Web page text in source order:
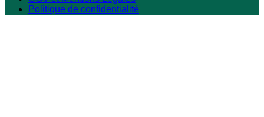
Politique de confidentialité